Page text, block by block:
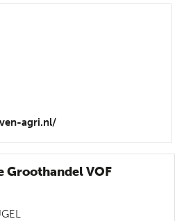
agri.nl/
Groothandel VOF